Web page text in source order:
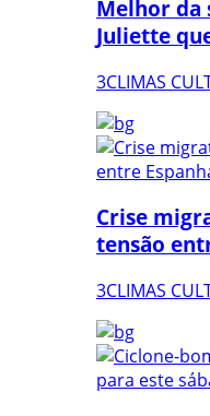
Melhor da
Juliette
3CLIMAS
Crise
tensão
3CLIMAS